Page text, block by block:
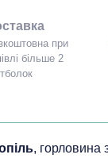
при
більше 2
, горловина